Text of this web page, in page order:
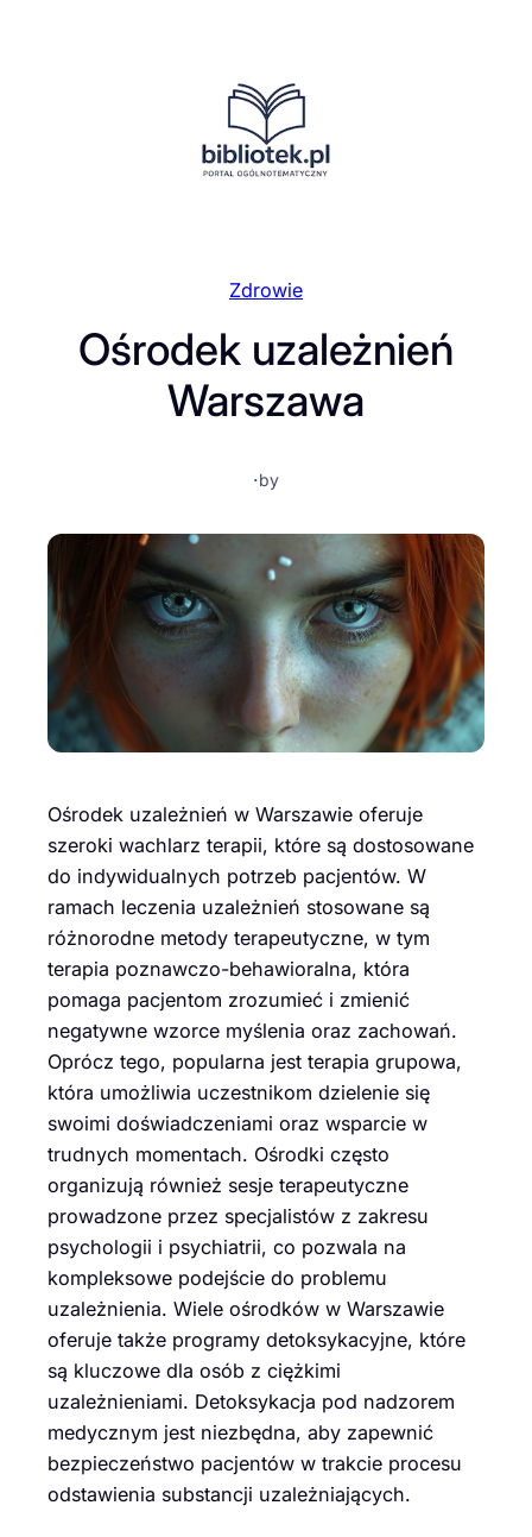
Zdrowie
Ośrodek uzależnień
Warszawa
·by
Ośrodek uzależnień w Warszawie oferuje
szeroki wachlarz terapii, które są dostosowane
do indywidualnych potrzeb pacjentów. W
ramach leczenia uzależnień stosowane są
różnorodne metody terapeutyczne, w tym
terapia poznawczo-behawioralna, która
pomaga pacjentom zrozumieć i zmienić
negatywne wzorce myślenia oraz zachowań.
Oprócz tego, popularna jest terapia grupowa,
która umożliwia uczestnikom dzielenie się
swoimi doświadczeniami oraz wsparcie w
trudnych momentach. Ośrodki często
organizują również sesje terapeutyczne
prowadzone przez specjalistów z zakresu
psychologii i psychiatrii, co pozwala na
kompleksowe podejście do problemu
uzależnienia. Wiele ośrodków w Warszawie
oferuje także programy detoksykacyjne, które
są kluczowe dla osób z ciężkimi
uzależnieniami. Detoksykacja pod nadzorem
medycznym jest niezbędna, aby zapewnić
bezpieczeństwo pacjentów w trakcie procesu
odstawienia substancji uzależniających.